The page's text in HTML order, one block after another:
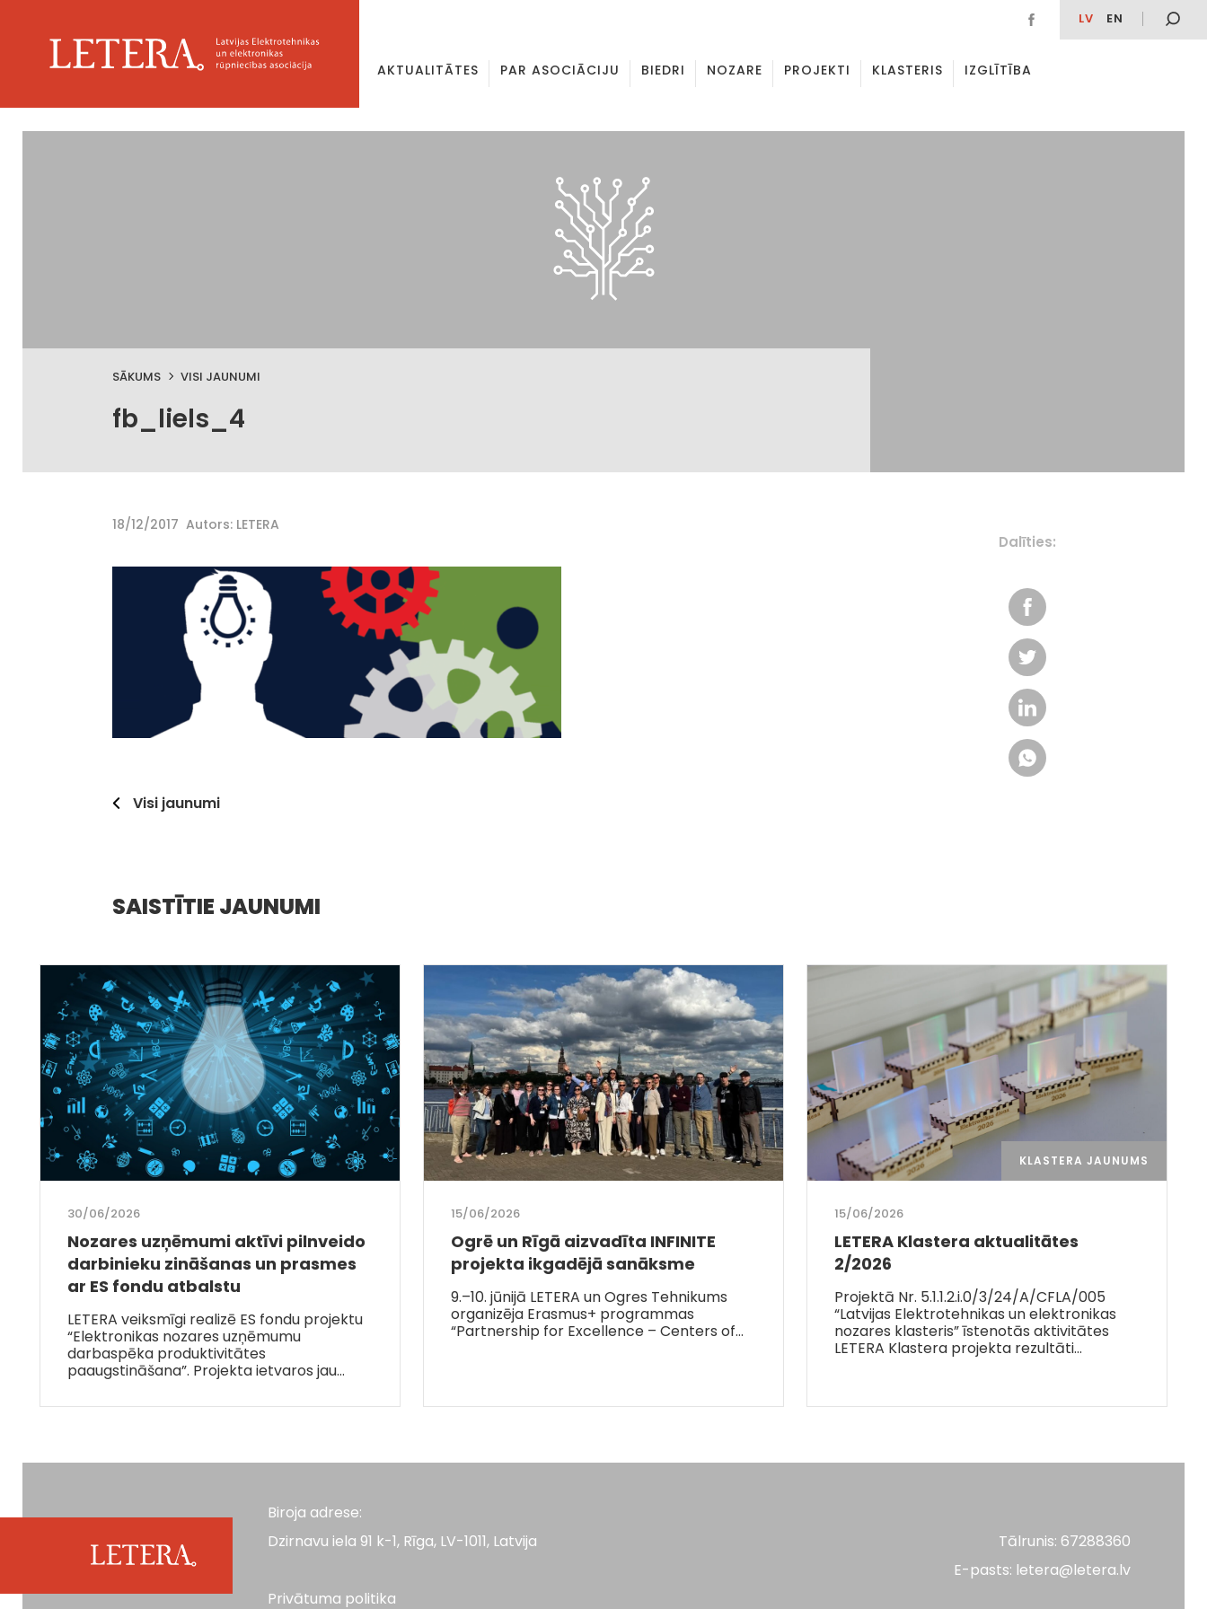
LV EN
AKTUALITĀTES PAR ASOCIĀCIJU BIEDRI NOZARE PROJEKTI KLASTERIS IZGLĪTĪBA
SĀKUMS VISI JAUNUMI
fb_liels_4
18/12/2017 Autors: LETERA
Visi jaunumi
Dalīties:
SAISTĪTIE JAUNUMI
30/06/2026
Nozares uzņēmumi aktīvi pilnveido
darbinieku zināšanas un prasmes
ar ES fondu atbalstu
LETERA veiksmīgi realizē ES fondu projektu
“Elektronikas nozares uzņēmumu
darbaspēka produktivitātes
paaugstināšana”. Projekta ietvaros jau…
15/06/2026
Ogrē un Rīgā aizvadīta INFINITE
projekta ikgadējā sanāksme
9.–10. jūnijā LETERA un Ogres Tehnikums
organizēja Erasmus+ programmas
“Partnership for Excellence – Centers of…
KLASTERA JAUNUMS
15/06/2026
LETERA Klastera aktualitātes
2/2026
Projektā Nr. 5.1.1.2.i.0/3/24/A/CFLA/005
“Latvijas Elektrotehnikas un elektronikas
nozares klasteris” īstenotās aktivitātes
LETERA Klastera projekta rezultāti…
Biroja adrese:
Dzirnavu iela 91 k-1, Rīga, LV-1011, Latvija
Privātuma politika
Tālrunis: 67288360
E-pasts: letera@letera.lv